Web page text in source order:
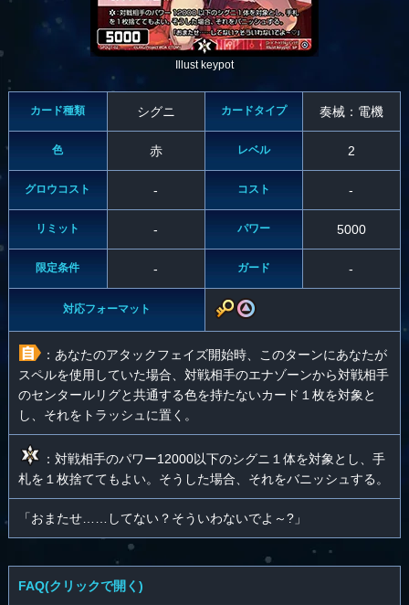
Illust keypot
カード種類 シグニ カードタイプ 奏械：電機
色 赤 レベル 2
グロウコスト - コスト -
リミット - パワー 5000
限定条件 - ガード -
対応フォーマット
：あなたのアタックフェイズ開始時、このターンにあなたが
スペルを使用していた場合、対戦相手のエナゾーンから対戦相手
のセンタールリグと共通する色を持たないカード１枚を対象と
し、それをトラッシュに置く。
：対戦相手のパワー12000以下のシグニ１体を対象とし、手
札を１枚捨ててもよい。そうした場合、それをバニッシュする。
「おまたせ……してない？そういわないでよ～?」
FAQ(クリックで開く)